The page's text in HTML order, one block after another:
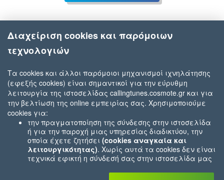
Διαχείριση cookies και παρόμοιων
τεχνολογιών
Τα cookies και άλλοι παρόμοιοι μηχανισμοί ιχνηλάτησης
(εφεξής cookies) είναι σημαντικοί για την εύρυθμη
λειτουργία της ιστοσελίδας callingtunes.cosmote.gr και για
την βελτίωση της online εμπειρίας σας. Χρησιμοποιούμε
cookies για:
την πραγματοποίηση της σύνδεσης στην ιστοσελίδα
ή για την παροχή μιας υπηρεσίας διαδικτύου, την
οποία έχετε ζητήσει (cookies αναγκαία και
λειτουργικότητας). Χωρίς αυτά τα cookies δεν είναι
τεχνικά εφικτή η σύνδεσή σας στην ιστοσελίδα μας
που εσείς μας ζητήσατε (π.χ.cookies που αφορούν